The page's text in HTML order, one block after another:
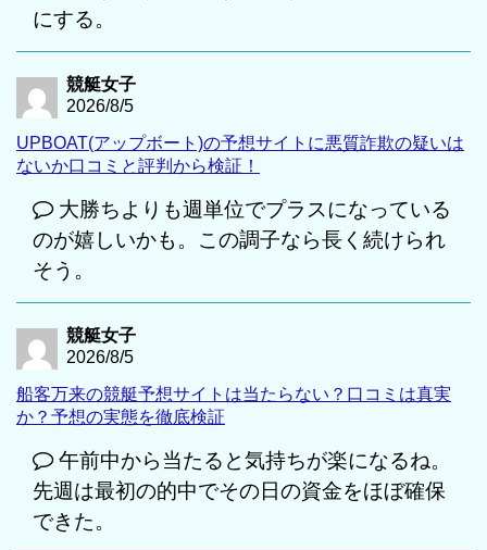
にする。
競艇女子
2026/8/5
UPBOAT(アップボート)の予想サイトに悪質詐欺の疑いは
ないか口コミと評判から検証！
大勝ちよりも週単位でプラスになっている
のが嬉しいかも。この調子なら長く続けられ
そう。
競艇女子
2026/8/5
船客万来の競艇予想サイトは当たらない？口コミは真実
か？予想の実態を徹底検証
午前中から当たると気持ちが楽になるね。
先週は最初の的中でその日の資金をほぼ確保
できた。